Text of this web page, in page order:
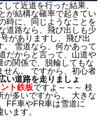
て近道を行った結果、
が結構な確率で起きてい
時に、同じようなことを
道路なら、飛び出しも少
がありますし、飛び出
。 雪道なら、何かあって
だからと言って、山道や
の関係で、脱輪してもな
せん。 ですから、初心者
い道路を走りましょ
ト鉄板ですよ～～～ 枝
が多いですから。 大きな
FF車やFR車は雪道に
ます。